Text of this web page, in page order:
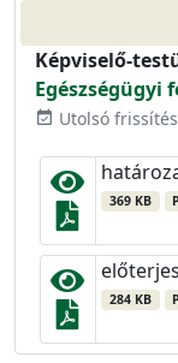
Képviselő-
Egészségügyi
event_available Utolsó
369 KB
284 KB